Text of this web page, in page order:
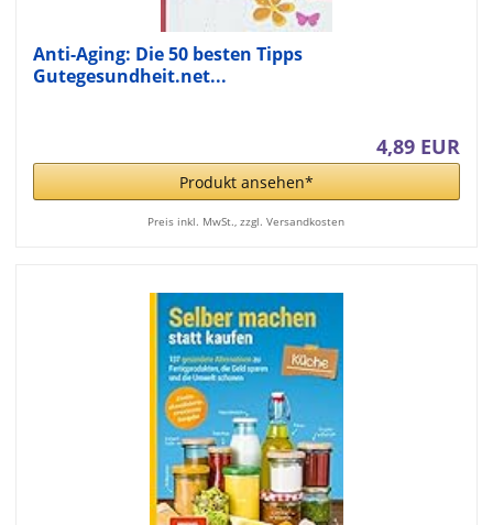
Anti-Aging: Die 50 besten Tipps
Gutegesundheit.net...
4,89 EUR
Produkt ansehen*
Preis inkl. MwSt., zzgl. Versandkosten